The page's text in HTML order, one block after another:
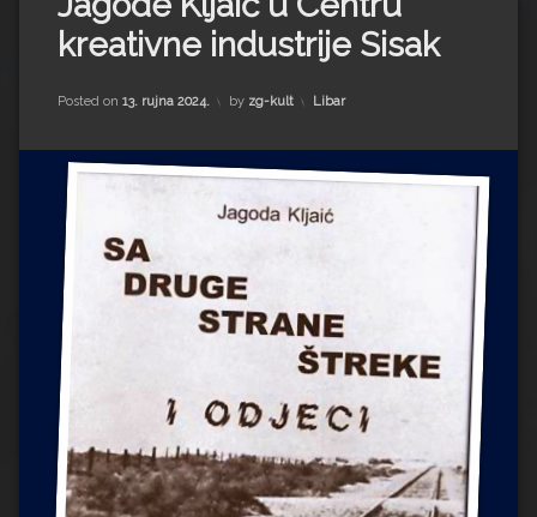
Impressum
Milenko Strižak
Drugi autori
Drugi autori
Ljiljana Lekanić-Kljaić
Željko Krznarić
Mario Lovreković
Miroslav Šantek
kreativne industrije Sisak
Posted on 13. rujna 2024. by zg-kult Kategorije:
Libar